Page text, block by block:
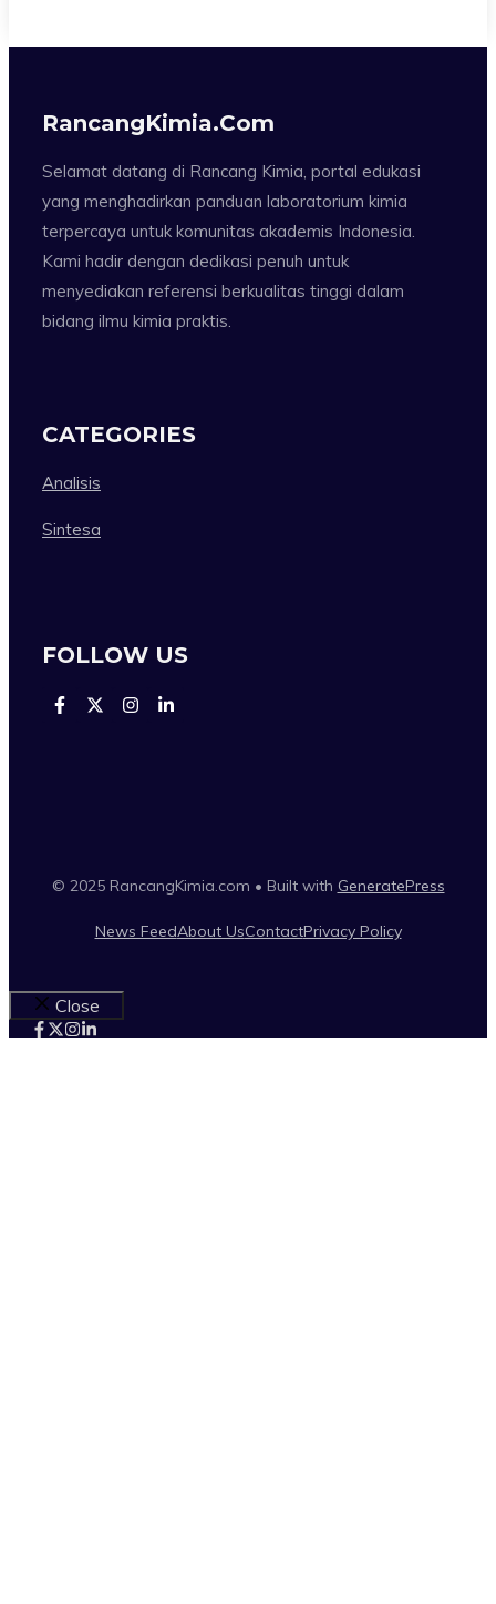
RancangKimia.com
Selamat datang di Rancang Kimia, portal edukasi
yang menghadirkan panduan laboratorium kimia
terpercaya untuk komunitas akademis Indonesia.
Kami hadir dengan dedikasi penuh untuk
menyediakan referensi berkualitas tinggi dalam
bidang ilmu kimia praktis.
CATEGORIES
Analisis
Sintesa
FOLLOW US
© 2025 RancangKimia.com • Built with GeneratePress
News FeedAbout UsContactPrivacy Policy
Close